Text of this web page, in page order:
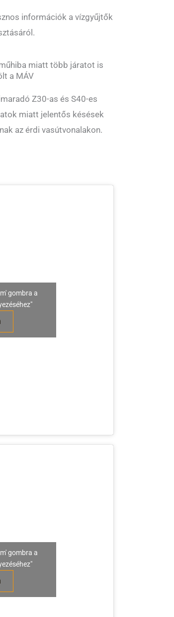
információk a vízgyűjtők
miatt több járatot is
a MÁV
Z30-as és S40-es
miatt jelentős késések
az érdi vasútvonalakon.
gombra a
gombra a